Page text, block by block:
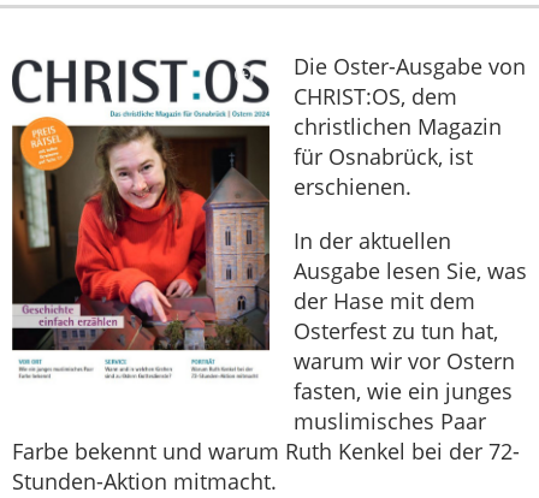
Die Oster-Ausgabe von
CHRIST:OS, dem
christlichen Magazin
für Osnabrück, ist
erschienen.
In der aktuellen
Ausgabe lesen Sie, was
der Hase mit dem
Osterfest zu tun hat,
warum wir vor Ostern
fasten, wie ein junges
muslimisches Paar
Farbe bekennt und warum Ruth Kenkel bei der 72-
Stunden-Aktion mitmacht.